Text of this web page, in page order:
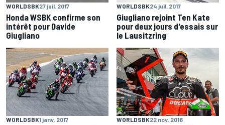
WORLDSBK27 juil. 2017
Honda WSBK confirme son
intérêt pour Davide
Giugliano
WORLDSBK24 juil. 2017
Giugliano rejoint Ten Kate
pour deux jours d'essais sur
le Lausitzring
WORLDSBK1 janv. 2017 WORLDSBK22 nov. 2016